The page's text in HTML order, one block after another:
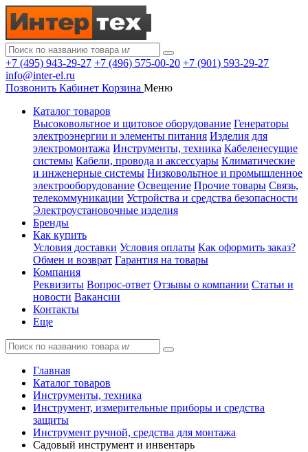
+7 (495) 943-29-27 +7 (496) 575-00-20 +7 (901) 593-29-27
info@inter-el.ru
Позвонить Кабинет Корзина Меню
Каталог товаров
Высоковольтное и щитовое оборудование Генераторы
электроэнергии и элементы питания Изделия для
электромонтажа Инструменты, техника Кабеленесущие
системы Кабели, провода и аксессуары Климатические
и инженерные системы Низковольтное и промышленное
электрооборудование Освещение Прочие товары Связь,
телекоммуникации Устройства и средства безопасности
Электроустановочные изделия
Бренды
Как купить
Условия доставки Условия оплаты Как оформить заказ?
Обмен и возврат Гарантия на товары
Компания
Реквизиты Вопрос-ответ Отзывы о компании Статьи и
новости Вакансии
Контакты
Еще
Главная
Каталог товаров
Инструменты, техника
Инструмент, измерительные приборы и средства
защиты
Инструмент ручной, средства для монтажа
Садовый инструмент и инвентарь